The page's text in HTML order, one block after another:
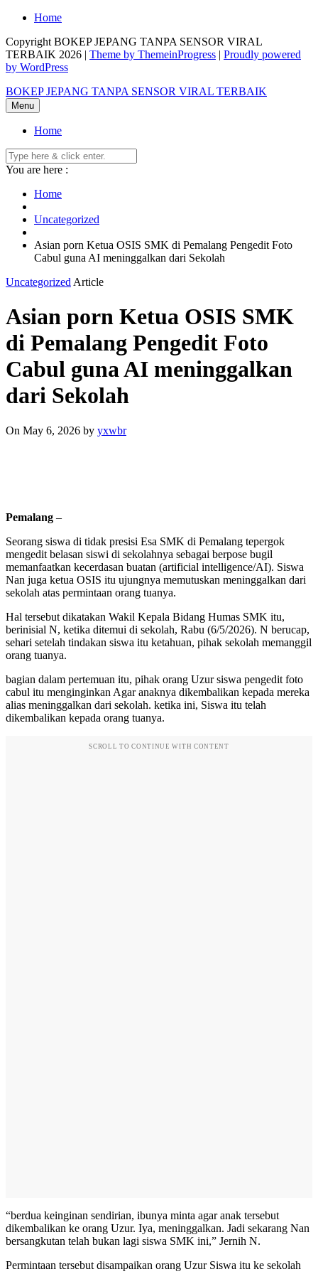
Skip
content
Home
Copyright BOKEP JEPANG TANPA SENSOR VIRAL
TERBAIK 2026 | Theme by ThemeinProgress | Proudly powered
by WordPress
BOKEP JEPANG TANPA SENSOR VIRAL TERBAIK
Menu
Home
You are here :
Home
Uncategorized
Asian porn Ketua OSIS SMK di Pemalang Pengedit Foto
Cabul guna AI meninggalkan dari Sekolah
Uncategorized Article
Asian porn Ketua OSIS SMK
di Pemalang Pengedit Foto
Cabul guna AI meninggalkan
dari Sekolah
On May 6, 2026 by yxwbr
Pemalang –
Seorang siswa di tidak presisi Esa SMK di Pemalang tepergok
mengedit belasan siswi di sekolahnya sebagai berpose bugil
memanfaatkan kecerdasan buatan (artificial intelligence/AI). Siswa
Nan juga ketua OSIS itu ujungnya memutuskan meninggalkan dari
sekolah atas permintaan orang tuanya.
Hal tersebut dikatakan Wakil Kepala Bidang Humas SMK itu,
berinisial N, ketika ditemui di sekolah, Rabu (6/5/2026). N berucap,
sehari setelah tindakan siswa itu ketahuan, pihak sekolah memanggil
orang tuanya.
bagian dalam pertemuan itu, pihak orang Uzur siswa pengedit foto
cabul itu menginginkan Agar anaknya dikembalikan kepada mereka
alias meninggalkan dari sekolah. ketika ini, Siswa itu telah
dikembalikan kepada orang tuanya.
SCROLL TO CONTINUE WITH CONTENT
“berdua keinginan sendirian, ibunya minta agar anak tersebut
dikembalikan ke orang Uzur. Iya, meninggalkan. Jadi sekarang Nan
bersangkutan telah bukan lagi siswa SMK ini,” Jernih N.
Permintaan tersebut disampaikan orang Uzur Siswa itu ke sekolah